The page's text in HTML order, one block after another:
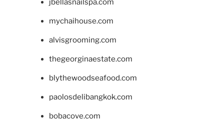
jbellasnailspa.com
mychaihouse.com
alvisgrooming.com
thegeorginaestate.com
blythewoodseafood.com
paolosdelibangkok.com
bobacove.com